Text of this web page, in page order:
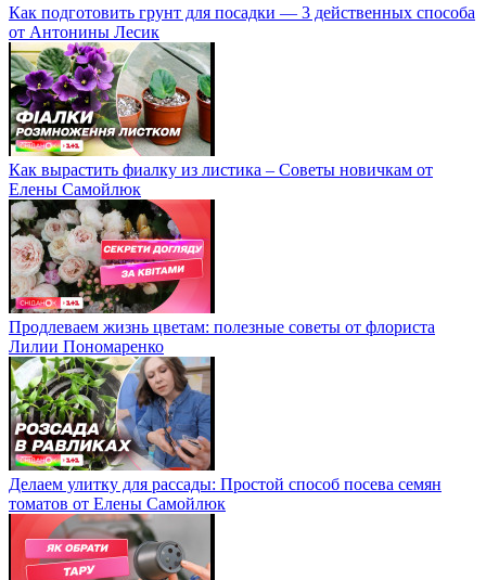
Как подготовить грунт для посадки — 3 действенных способа
от Антонины Лесик
Как вырастить фиалку из листика – Советы новичкам от
Елены Самойлюк
Продлеваем жизнь цветам: полезные советы от флориста
Лилии Пономаренко
Делаем улитку для рассады: Простой способ посева семян
томатов от Елены Самойлюк